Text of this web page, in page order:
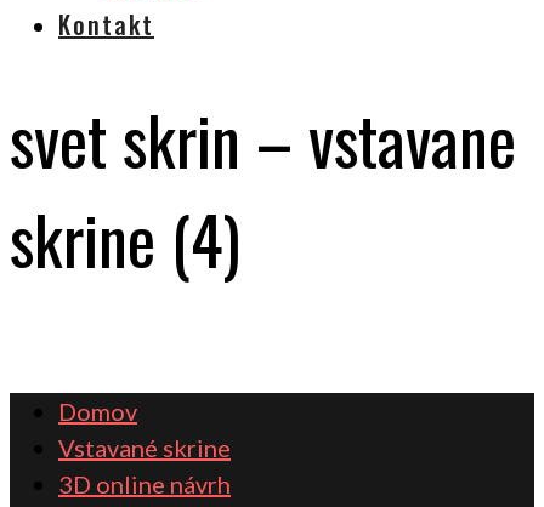
Kontakt
svet skrin – vstavane
skrine (4)
Domov
Vstavané skrine
3D online návrh